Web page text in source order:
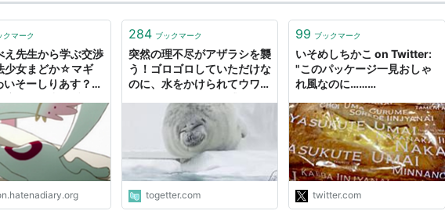
クマーク
え先生から学ぶ交渉
少女まどか☆マギ
いそーしりあす？
284 ブックマーク
突然の理不尽がアザラシを襲
う！ゴロゴロしていただけな
のに、水をかけられてウワァ
のかわいそかわいい」
togetter.com
99 ブックマーク
いそめしちかこ on Twitter:
"このパッケージ一見おしゃ
れ風なのに……
twitter.com